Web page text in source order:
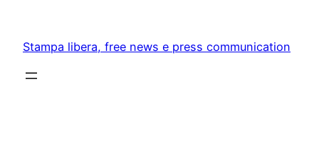
content
Stampa libera, free news e press communication